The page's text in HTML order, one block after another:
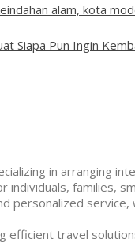
alam, kota
Siapa Pun Ingin
in arranging
families,
personalized
travel